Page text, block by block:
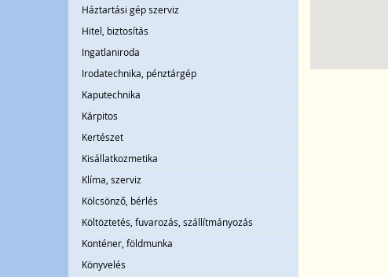
Háztartási gép szerviz
Hitel, biztosítás
Ingatlaniroda
Irodatechnika, pénztárgép
Kaputechnika
Kárpitos
Kertészet
Kisállatkozmetika
Klíma, szerviz
Kölcsönző, bérlés
Költöztetés, fuvarozás, szállítmányozás
Konténer, földmunka
Könyvelés